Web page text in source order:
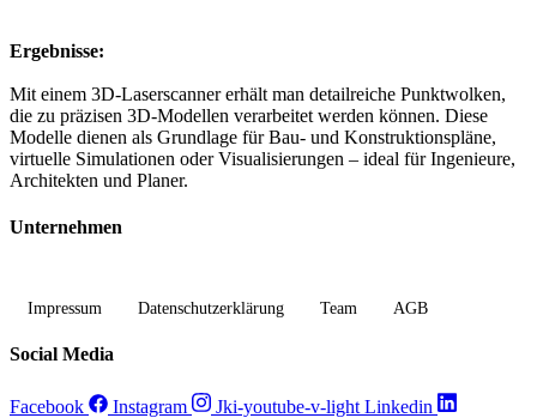
Ergebnisse:
Mit einem 3D-Laserscanner erhält man detailreiche Punktwolken,
die zu präzisen 3D-Modellen verarbeitet werden können. Diese
Modelle dienen als Grundlage für Bau- und Konstruktionspläne,
virtuelle Simulationen oder Visualisierungen – ideal für Ingenieure,
Architekten und Planer.
Unternehmen
Impressum Datenschutzerklärung Team AGB
Social Media
Facebook Instagram Jki-youtube-v-light Linkedin